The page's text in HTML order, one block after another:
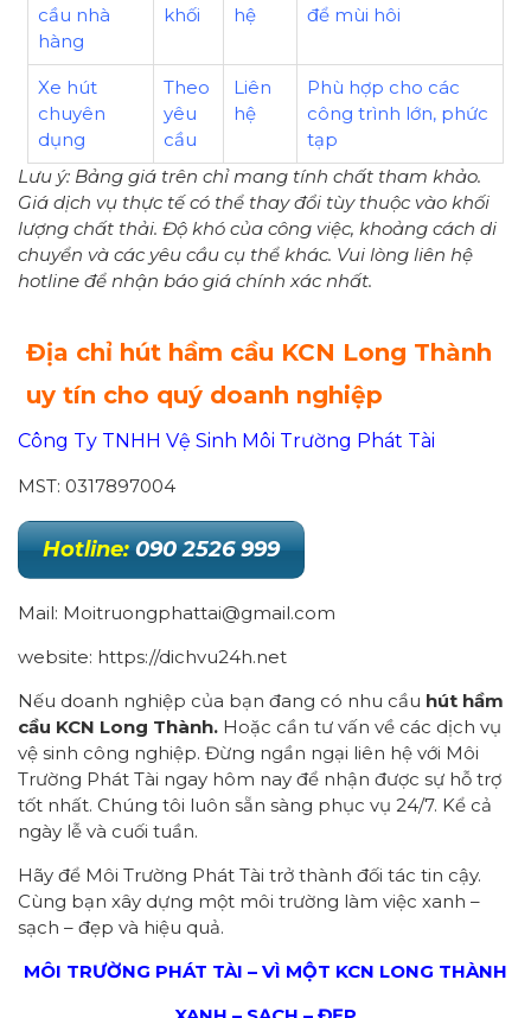
cầu nhà
hàng
khối
hệ
để mùi hôi
Xe hút
chuyên
dụng
Theo
yêu
cầu
Liên
hệ
Phù hợp cho các
công trình lớn, phức
tạp
Lưu ý: Bảng giá trên chỉ mang tính chất tham khảo.
Giá dịch vụ thực tế có thể thay đổi tùy thuộc vào khối
lượng chất thải. Độ khó của công việc, khoảng cách di
chuyển và các yêu cầu cụ thể khác. Vui lòng liên hệ
hotline để nhận báo giá chính xác nhất.
Địa chỉ hút hầm cầu KCN Long Thành
uy tín cho quý doanh nghiệp
Công Ty TNHH Vệ Sinh Môi Trường Phát Tài
MST: 0317897004
Hotline: 090 2526 999
Mail: Moitruongphattai@gmail.com
website: https://dichvu24h.net
Nếu doanh nghiệp của bạn đang có nhu cầu hút hầm
cầu KCN Long Thành. Hoặc cần tư vấn về các dịch vụ
vệ sinh công nghiệp. Đừng ngần ngại liên hệ với Môi
Trường Phát Tài ngay hôm nay để nhận được sự hỗ trợ
tốt nhất. Chúng tôi luôn sẵn sàng phục vụ 24/7. Kể cả
ngày lễ và cuối tuần.
Hãy để Môi Trường Phát Tài trở thành đối tác tin cậy.
Cùng bạn xây dựng một môi trường làm việc xanh –
sạch – đẹp và hiệu quả.
MÔI TRƯỜNG PHÁT TÀI – VÌ MỘT KCN LONG THÀNH